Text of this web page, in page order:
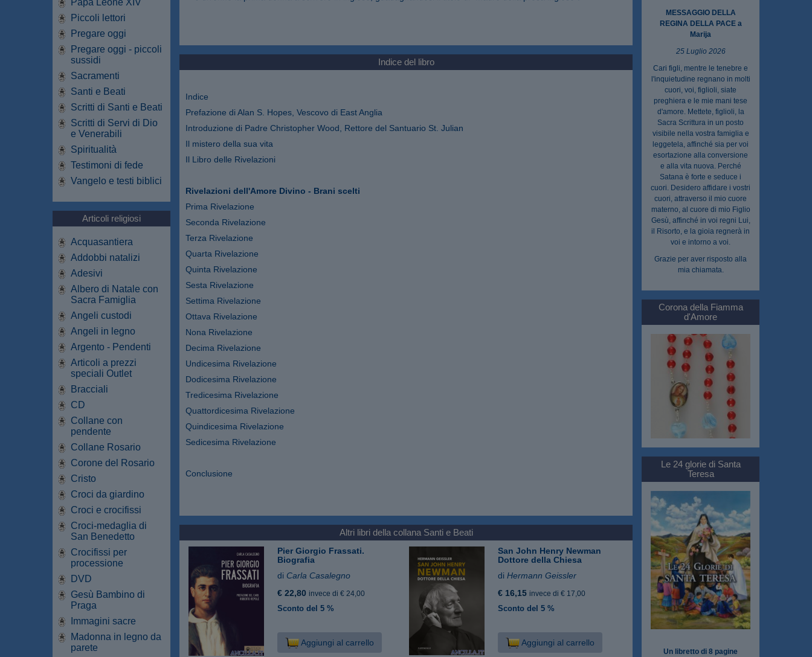
Piccoli lettori
Pregare oggi
Pregare oggi - piccoli
sussidi
Sacramenti
Santi e Beati
Scritti di Santi e Beati
Scritti di Servi di Dio
e Venerabili
Spiritualità
Testimoni di fede
Vangelo e testi biblici
Articoli religiosi
Acquasantiera
Addobbi natalizi
Adesivi
Albero di Natale con
Sacra Famiglia
Angeli custodi
Angeli in legno
Argento - Pendenti
Articoli a prezzi
speciali Outlet
Bracciali
CD
Collane con
pendente
Collane Rosario
Corone del Rosario
Cristo
Croci da giardino
Croci e crocifissi
Croci-medaglia di
San Benedetto
Crocifissi per
processione
DVD
Gesù Bambino di
Praga
Immagini sacre
Madonna in legno da
parete
Indice del libro
Indice
Prefazione di Alan S. Hopes, Vescovo di East Anglia
Introduzione di Padre Christopher Wood, Rettore del Santuario St. Julian
Il mistero della sua vita
Il Libro delle Rivelazioni
Rivelazioni dell'Amore Divino - Brani scelti
Prima Rivelazione
Seconda Rivelazione
Terza Rivelazione
Quarta Rivelazione
Quinta Rivelazione
Sesta Rivelazione
Settima Rivelazione
Ottava Rivelazione
Nona Rivelazione
Decima Rivelazione
Undicesima Rivelazione
Dodicesima Rivelazione
Tredicesima Rivelazione
Quattordicesima Rivelazione
Quindicesima Rivelazione
Sedicesima Rivelazione
Conclusione
Altri libri della collana Santi e Beati
Pier Giorgio Frassati.
Biografia
di Carla Casalegno
€ 22,80 invece di € 24,00
Sconto del 5 %
Aggiungi al carrello
San John Henry Newman
Dottore della Chiesa
diHermann Geissler
€ 16,15 invece di € 17,00
Sconto del 5 %
Aggiungi al carrello
MESSAGGIO DELLA
REGINA DELLA PACE a
Marija
25 Luglio 2026
Cari figli, mentre le tenebre e
l'inquietudine regnano in molti
cuori, voi, figlioli, siate
preghiera e le mie mani tese
d'amore. Mettete, figlioli, la
Sacra Scrittura in un posto
visibile nella vostra famiglia e
leggetela, affinché sia per voi
esortazione alla conversione
e alla vita nuova. Perché
Satana è forte e seduce i
cuori. Desidero affidare i vostri
cuori, attraverso il mio cuore
materno, al cuore di mio Figlio
Gesù, affinché in voi regni Lui,
il Risorto, e la gioia regnerà in
voi e intorno a voi.
Grazie per aver risposto alla
mia chiamata.
Corona della Fiamma
d'Amore
Le 24 glorie di Santa
Teresa
Un libretto di 8 pagine